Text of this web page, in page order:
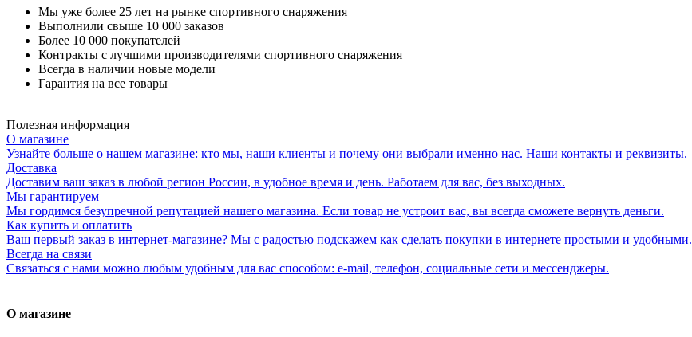
Мы уже более 25 лет на рынке спортивного снаряжения
Выполнили свыше 10 000 заказов
Более 10 000 покупателей
Контракты с лучшими производителями спортивного снаряжения
Всегда в наличии новые модели
Гарантия на все товары
Полезная информация
О магазине
Узнайте больше о нашем магазине: кто мы, наши клиенты и почему они выбрали именно нас. Наши контакты и реквизиты.
Доставка
Доставим ваш заказ в любой регион России, в удобное время и день. Работаем для вас, без выходных.
Мы гарантируем
Мы гордимся безупречной репутацией нашего магазина. Если товар не устроит вас, вы всегда сможете вернуть деньги.
Как купить и оплатить
Ваш первый заказ в интернет-магазине? Мы с радостью подскажем как сделать покупки в интернете простыми и удобными.
Всегда на связи
Связаться с нами можно любым удобным для вас способом: e-mail, телефон, социальные сети и мессенджеры.
О магазине